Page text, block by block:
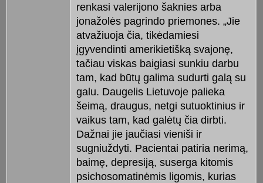
renkasi valerijono šaknies arba
jonažolės pagrindo priemones. „Jie
atvažiuoja čia, tikėdamiesi
įgyvendinti amerikietišką svajonę,
tačiau viskas baigiasi sunkiu darbu
tam, kad būtų galima sudurti galą su
galu. Daugelis Lietuvoje palieka
šeimą, draugus, netgi sutuoktinius ir
vaikus tam, kad galėtų čia dirbti.
Dažnai jie jaučiasi vieniši ir
sugniuždyti. Pacientai patiria nerimą,
baimę, depresiją, suserga kitomis
psichosomatinėmis ligomis, kurias